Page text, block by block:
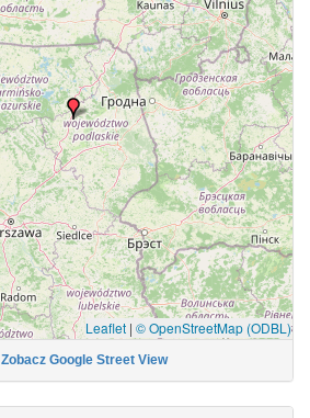
Leaflet | © OpenStreetMap (ODBL)
Zobacz Google Street View